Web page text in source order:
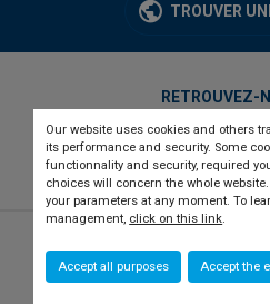
Our website uses cookies and others
its performance and security. Some
functionnality and security, required
choices will concern the whole
your parameters at any moment. To
management, click on this link.
Accept all purposes Accept the
TROUVER
RETROUVEZ-
twitter
Qui sommes-nous ?